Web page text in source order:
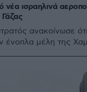
νέα ισραηλινά
ανακοίνωσε
ένοπλα μέλη της